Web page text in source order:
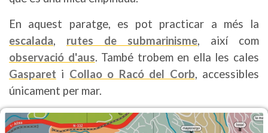
En aquest paratge, es pot practicar a més la
escalada, rutes de submarinisme, així com
observació d'aus. També trobem en ella les cales
Gasparet i Collao o Racó del Corb, accessibles
únicament per mar.